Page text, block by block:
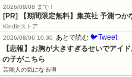
2026/08/08 まで！
[PR] 【期間限定無料】集英社 予測つ
Kindleストア
2026/08/06 10:30
あとで読む 🐦Tweet
【悲報】お胸が大きすぎるせいでアイ
の子がこちら
芸能人の気になる噂